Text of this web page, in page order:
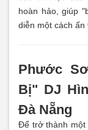
hoàn hảo, giúp
diễn một cách ấn
Phước
Bị" DJ
Đà Nẵng
Để trở thành một